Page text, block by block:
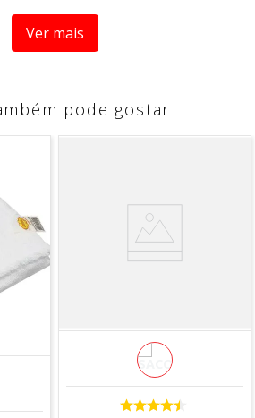
de qualidade e bom gosto, que
o título de ícone no setor de mesa
e ideal para servir com muito
19cm
ilustrativas
Ver mais
pode gostar